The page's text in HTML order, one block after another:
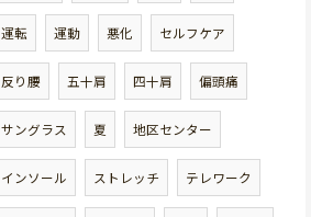
運転 運動 悪化 セルフケア
反り腰 五十肩 四十肩 偏頭痛
サングラス 夏 地区センター
インソール ストレッチ テレワーク